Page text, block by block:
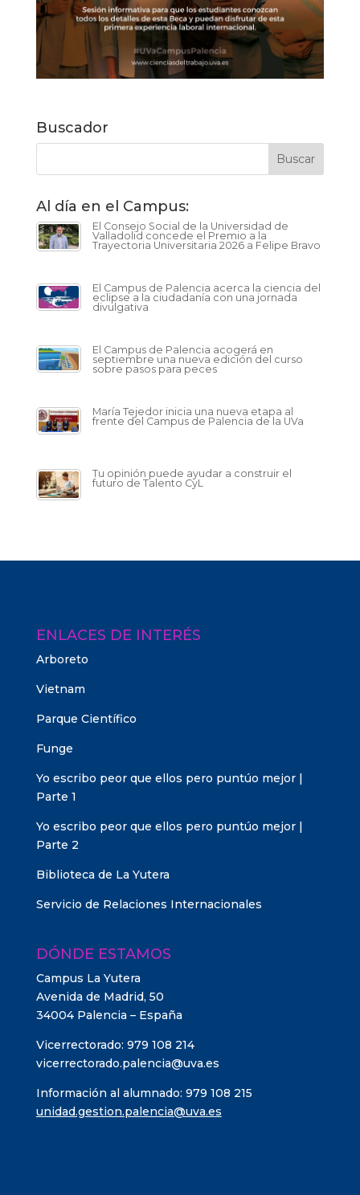
Buscador
Al día en el Campus:
El Consejo Social de la Universidad de
Valladolid concede el Premio a la
Trayectoria Universitaria 2026 a Felipe Bravo
El Campus de Palencia acerca la ciencia del
eclipse a la ciudadanía con una jornada
divulgativa
El Campus de Palencia acogerá en
septiembre una nueva edición del curso
sobre pasos para peces
María Tejedor inicia una nueva etapa al
frente del Campus de Palencia de la UVa
Tu opinión puede ayudar a construir el
futuro de Talento CyL
ENLACES DE INTERÉS
Arboreto
Vietnam
Parque Científico
Funge
Yo escribo peor que ellos pero puntúo mejor |
Parte 1
Yo escribo peor que ellos pero puntúo mejor |
Parte 2
Biblioteca de La Yutera
Servicio de Relaciones Internacionales
DÓNDE ESTAMOS
Campus La Yutera
Avenida de Madrid, 50
34004 Palencia – España
Vicerrectorado: 979 108 214
vicerrectorado.palencia@uva.es
Información al alumnado: 979 108 215
unidad.gestion.palencia@uva.es